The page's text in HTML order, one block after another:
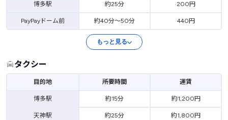
博多駅 約25分 200円
PayPayドーム前 約40分～50分 440円
もっと見る
タクシー
目的地 所要時間 運賃
博多駅 約15分 約1,200円
天神駅 約25分 約1,800円